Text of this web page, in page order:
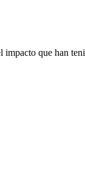
que han